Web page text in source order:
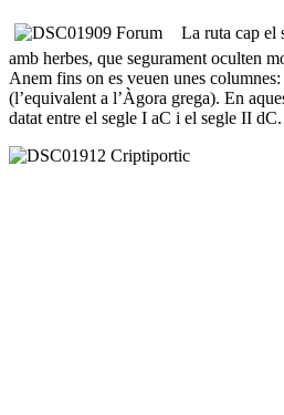
La ruta cap el
amb herbes, que segurament oculten
Anem fins on es veuen unes columnes:
(l’equivalent a l’Àgora grega). En
datat entre el segle I aC i el segle II dC.